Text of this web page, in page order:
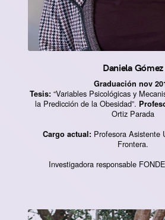
Daniela Gómez
Graduación nov
Tesis: “Variables Psicológicas y
la Predicción de la Obesidad”.
Ortiz Parada
Cargo actual: Profesora Asistente
Frontera.
Investigadora responsable